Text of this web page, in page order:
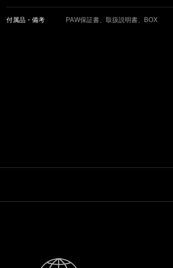
付属品・備考 PAW保証書、取扱説明書、BOX